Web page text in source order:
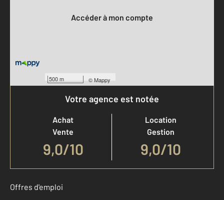
500 m ©Mappy
Accéder à mon compte
Votre agence est notée
Achat
Vente
9,0/10
Location
Gestion
9,0/10
Offres d'emploi